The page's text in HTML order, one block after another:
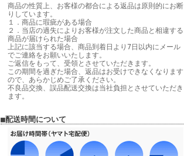
商品の性質上、お客様の都合による返品は原則的にお断
りしています。
１．商品に瑕疵がある場合
２．当店の過失によりお客様が注文した商品と相違する
商品が届けられた場合
上記に該当する場合、商品到着日より7日以内にメール
でご連絡をお願いいたします。
ご返信をもって、受領とさせていただきます。
この期間を過ぎた場合、返品はお受けできなくなります
ので、あらかじめご了承ください。
不良品交換、誤品配送交換は当社負担とさせていただき
ます。
■配送時間について